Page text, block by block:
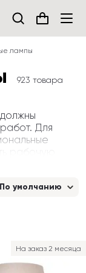
лампы
923 товара
Для
рабочую
По умолчанию
На заказ 2 месяца